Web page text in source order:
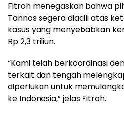
Fitroh menegaskan bahwa
Tannos segera diadili atas
kasus yang menyebabkan
Rp 2,3 triliun.
“Kami telah berkoordinasi
terkait dan tengah
diperlukan untuk
ke Indonesia,” jelas Fitroh.